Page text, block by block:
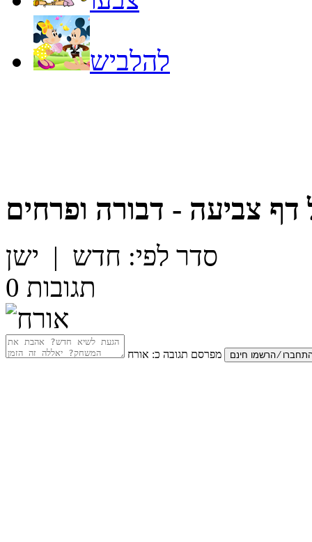
להלביש
דף צביעה - דבורה ופרחים
סדר לפי: חדש | ישן
0 תגובות
מפרסם תגובה כ: אורח